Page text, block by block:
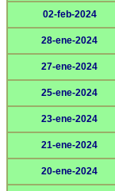
02-feb-2024
28-ene-2024
27-ene-2024
25-ene-2024
23-ene-2024
21-ene-2024
20-ene-2024